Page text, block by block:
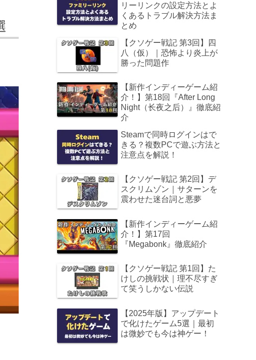
リーリンクの設定方法とよ
くあるトラブル解決方法ま
とめ
【クソゲー戦記 第3回】四
八（仮）｜恐怖より炎上が
勝った問題作
【新作インディーゲーム紹
介！】第18回『After Long
Night（长夜之后）』徹底紹
介
Steamで同時ログインはで
きる？複数PCで遊ぶ方法と
注意点を解説！
【クソゲー戦記 第2回】デ
スクリムゾン｜サターンを
震わせた迷台詞と悪夢
【新作インディーゲーム紹
介！】第17回
『Megabonk』徹底紹介
【クソゲー戦記 第1回】た
けしの挑戦状｜理不尽すぎ
て笑うしかない伝説
【2025年版】アップデート
で化けたゲーム5選｜最初
は微妙でも今は神ゲー！